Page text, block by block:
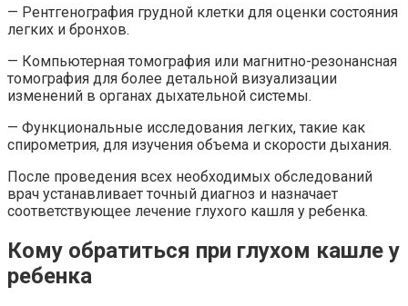
— Рентгенография грудной клетки для оценки состояния
легких и бронхов.
— Компьютерная томография или магнитно-резонансная
томография для более детальной визуализации
изменений в органах дыхательной системы.
— Функциональные исследования легких, такие как
спирометрия, для изучения объема и скорости дыхания.
После проведения всех необходимых обследований
врач устанавливает точный диагноз и назначает
соответствующее лечение глухого кашля у ребенка.
Кому обратиться при глухом кашле у
ребенка